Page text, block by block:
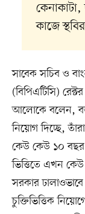
কাজে
সাবেক সচিব ও
(বিপিএটিসি)
আলোকে বলেন,
নিয়োগ দিচ্ছে,
কেউ কেউ ১০ বছর
ভিত্তিতে এখন কেউ
সরকার
চুক্তিভিত্তিক